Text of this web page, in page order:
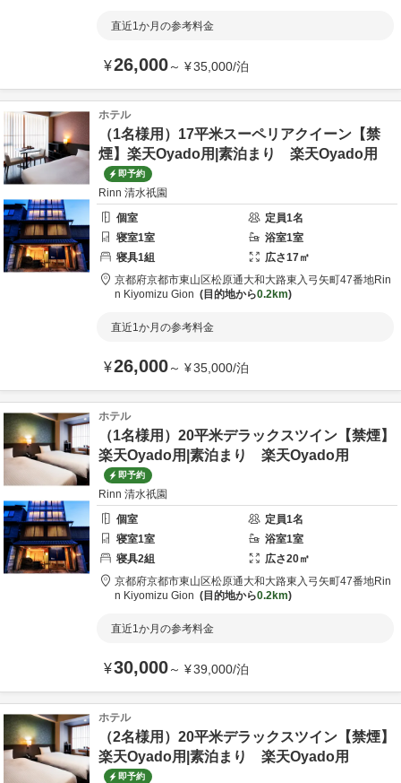
直近1か月の参考料金
¥26,000～ ¥35,000/泊
ホテル
（1名様用）17平米スーペリアクイーン【禁
煙】楽天Oyado用|素泊まり 楽天Oyado用
即予約
Rinn 清水祇園
個室
定員1名
寝室1室 浴室1室
寝具1組 広さ17㎡
京都府京都市東山区松原通大和大路東入弓矢町47番地Rin
n Kiyomizu Gion
目的地から0.2km
直近1か月の参考料金
¥26,000～ ¥35,000/泊
ホテル
（1名様用）20平米デラックスツイン【禁煙】
楽天Oyado用|素泊まり 楽天Oyado用
即予約
Rinn 清水祇園
個室
定員1名
寝室1室 浴室1室
寝具2組 広さ20㎡
京都府京都市東山区松原通大和大路東入弓矢町47番地Rin
n Kiyomizu Gion
目的地から0.2km
直近1か月の参考料金
¥30,000～ ¥39,000/泊
ホテル
（2名様用）20平米デラックスツイン【禁煙】
楽天Oyado用|素泊まり 楽天Oyado用
即予約